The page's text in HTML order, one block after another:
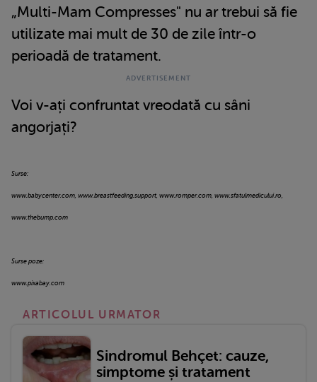
„Multi-Mam Compresses" nu ar trebui să fie
utilizate mai mult de 30 de zile într-o
perioadă de tratament.
Voi v-ați confruntat vreodată cu sâni
angorjați?
Surse:
www.babycenter.com, www.breastfeeding.support, www.romper.com, www.sfatulmedicului.ro,
www.thebump.com
Surse poze:
www.pixabay.com
ARTICOLUL URMATOR
Sindromul Behçet: cauze,
simptome și tratament